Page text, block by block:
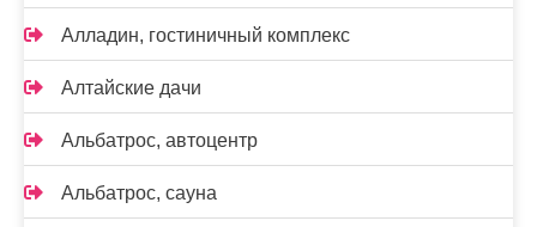
Алладин, гостиничный комплекс
Алтайские дачи
Альбатрос, автоцентр
Альбатрос, сауна